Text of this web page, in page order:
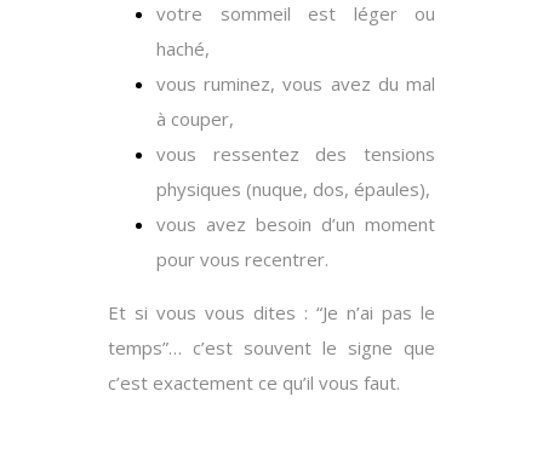
votre sommeil est léger ou
haché,
vous ruminez, vous avez du mal
à couper,
vous ressentez des tensions
physiques (nuque, dos, épaules),
vous avez besoin d’un moment
pour vous recentrer.
Et si vous vous dites : “Je n’ai pas le
temps”… c’est souvent le signe que
c’est exactement ce qu’il vous faut.